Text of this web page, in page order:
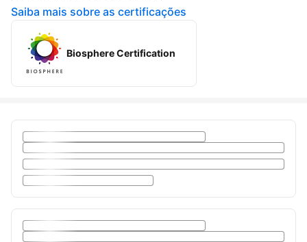
Saiba mais sobre as certificações
Biosphere Certification